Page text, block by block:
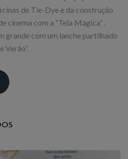
de Tie-Dye e da construção
cinema com a “Tela Mágica” ,
grande com um lanche partilhado
Verão”.